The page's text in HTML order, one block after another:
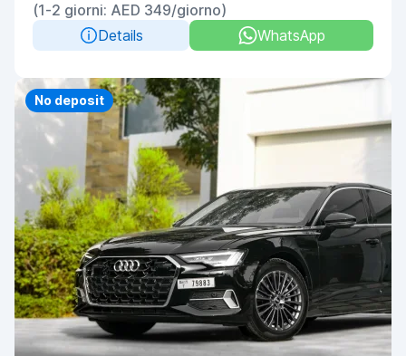
(1-2 giorni: AED 349/giorno)
Details
WhatsApp
Priority
No deposit